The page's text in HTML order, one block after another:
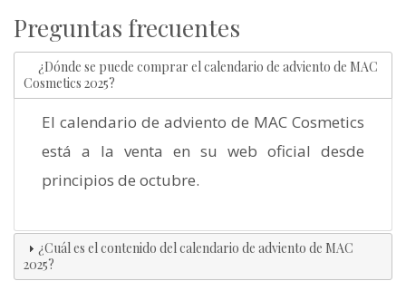
Preguntas frecuentes
¿Dónde se puede comprar el calendario de adviento de MAC
Cosmetics 2025?
El calendario de adviento de MAC Cosmetics
está a la venta en su web oficial desde
principios de octubre.
¿Cuál es el contenido del calendario de adviento de MAC
2025?